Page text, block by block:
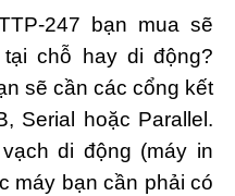
247 bạn mua sẽ
chỗ hay di động?
sẽ cần các cổng kết
Serial hoặc Parallel.
di động (máy in
máy bạn cần phải có